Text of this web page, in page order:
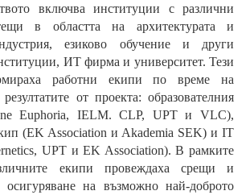
включва институции с различни
в областта на архитектурата и
езиково обучение и други
ИТ фирма и университет. Тези
работни екипи по време на
от проекта: образователния
Euphoria, IELM. CLP, UPT и VLC),
(EK Association и Akademia SEK) и IT
UPT и EK Association). В рамките
екипи провеждаха срещи и
на възможно най-доброто